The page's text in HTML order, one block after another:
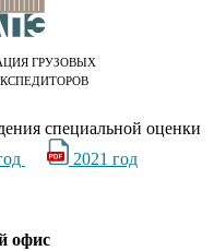
ГРУЗОВЫХ
специальной оценки
2021 год
офис